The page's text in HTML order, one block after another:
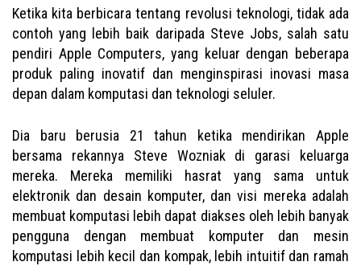
Ketika kita berbicara tentang revolusi teknologi, tidak ada
contoh yang lebih baik daripada Steve Jobs, salah satu
pendiri Apple Computers, yang keluar dengan beberapa
produk paling inovatif dan menginspirasi inovasi masa
depan dalam komputasi dan teknologi seluler.
Dia baru berusia 21 tahun ketika mendirikan Apple
bersama rekannya Steve Wozniak di garasi keluarga
mereka. Mereka memiliki hasrat yang sama untuk
elektronik dan desain komputer, dan visi mereka adalah
membuat komputasi lebih dapat diakses oleh lebih banyak
pengguna dengan membuat komputer dan mesin
komputasi lebih kecil dan kompak, lebih intuitif dan ramah